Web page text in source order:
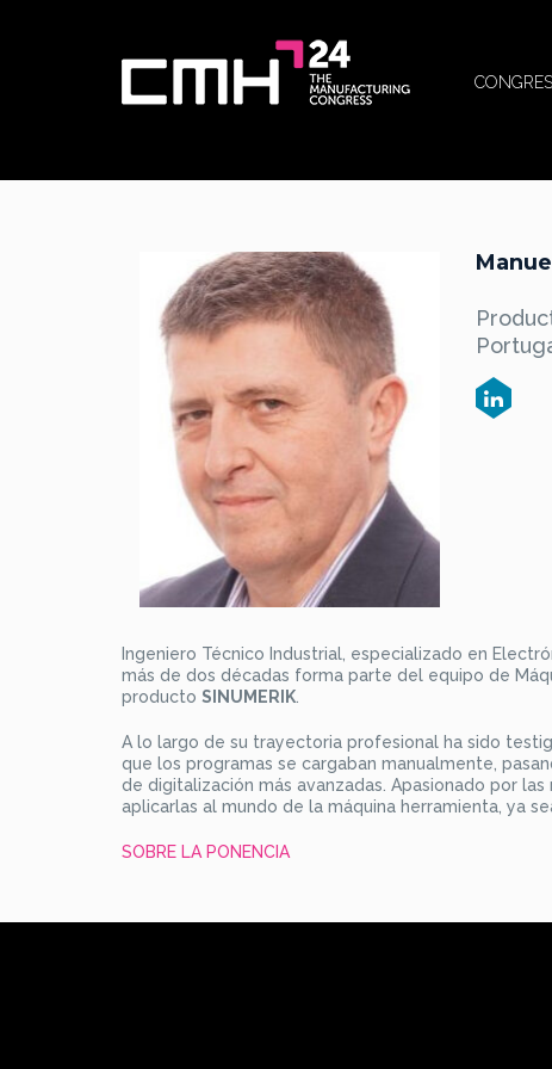
Ingeniero Técnico Industrial, especializado en
más de dos décadas forma parte del equipo de
producto SINUMERIK
A lo largo de su trayectoria profesional ha sido
que los programas se cargaban manualmente,
de digitalización más avanzadas. Apasionado por
aplicarlas al mundo de la máquina herramienta, ya
SOBRE LA PONENCIA